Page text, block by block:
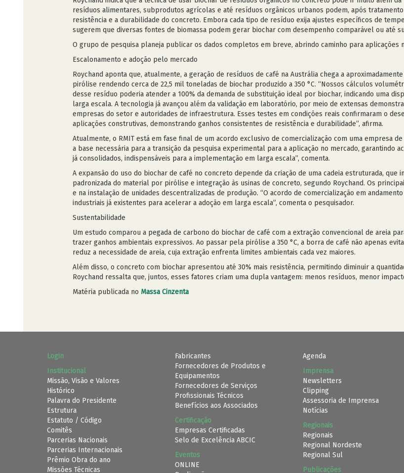
resíduos alimentares, subprodutos agrícolas e até resíduos orgânicos urbanos podem, após
resistência e a durabilidade do concreto. Embora cada tipo de resíduo exija ajustes específicos de
sugerem que diversas fontes de biomassa podem gerar biochar com desempenho comparável ou até
O grupo de pesquisa planeja publicar os dados completos em breve, abrindo caminho para aplicações
Escalonamento e adoção pelo mercado
Roychand aponta que, atualmente, a geração de resíduos de café na Austrália chega a
pirólise rendendo cerca de 22,5 mil toneladas de biochar produzido a 350 °C. “Nossos cálculos
desse resíduo poderia atender a 100% da demanda de substituição ideal por biochar, indicando uma
larga escala. A tecnologia já avançou além da validação em laboratório, por meio de extensas
empresas do setor e autoridades de infraestrutura. Esses testes em condições reais confirmaram o
aplicações construtivas, demonstrando ganhos consistentes de resistência e durabilidade”, afirma.
Atualmente, o RMIT está em fase final de um acordo exclusivo de comercialização com uma empresa
a base necessária para a transição da pesquisa experimental para a aplicação no mercado, garantindo
já consolidados, indispensáveis para a implementação em larga escala”, comenta.
A expansão do uso do biochar de café no concreto depende da criação de uma cadeia estruturada, que
padronizada do material por pirólise e integração às usinas de concreto, segundo Roychand. Os
e na instalação de unidades descentralizadas de produção. “O acordo de comercialização em
industriais já existentes para acelerar a adoção em larga escala”, comenta o pesquisador.
Sustentabilidade
Um estudo comparou a pegada de carbono do biochar de café com a extração convencional de areia
trazer ganhos ambientais expressivos. Ao passar pela pirólise a 350 °C, a borra de café não apenas
reduz a necessidade de areia, cuja extração enfrenta limites ambientais cada vez maiores.
Além disso, o concreto com biochar apresentou até 30% mais resistência, permitindo diminuir a
Roychand ressalta que, juntos, esses fatores criam uma dupla vantagem: menos resíduos, menor
Matéria publicada no Massa Cinzenta
Login
Institucional
Missão, Visão e Valores
Histórico
Palavra do Presidente
Estrutura
Estatuto / Código
Comitês
Parcerias Nacionais
Parcerias Internacionais
Prêmio Obra do ano
Missões Técnicas
Fabricantes
Fornecedores de Produtos e
Equipamentos
Fornecedores de Serviços
Profissionais Técnicos
Benefícios aos Associados
Certificação
Empresas Certificadas
Selo de Excelência ABCIC
Eventos
ONLINE
Agenda
Imprensa
Newsletters
Clipping
Assessoria de Imprensa
Notícias
Regionais
Regionais
Regional Nordeste
Regional Sul
Publicações